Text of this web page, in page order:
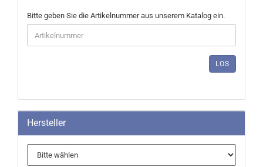
BITTE
GEBEN
SIE
DIE
EIN.
Bitte geben Sie die Artikelnummer aus unserem Katalog ein.
LOS
Hersteller